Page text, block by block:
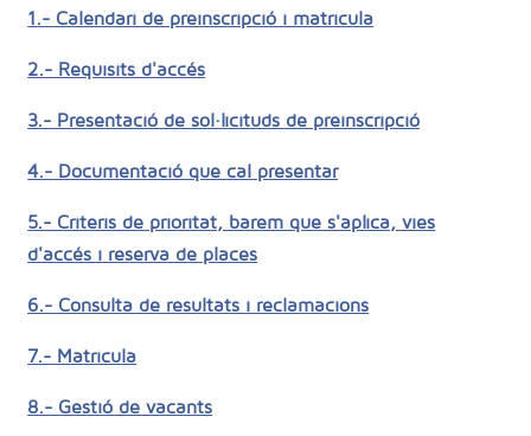
1.- Calendari de preinscripció i matrícula
2.- Requisits d'accés
3.- Presentació de sol·licituds de preinscripció
4.- Documentació que cal presentar
5.- Criteris de prioritat, barem que s'aplica, vies
d'accés i reserva de places
6.- Consulta de resultats i reclamacions
7.- Matrícula
8.- Gestió de vacants